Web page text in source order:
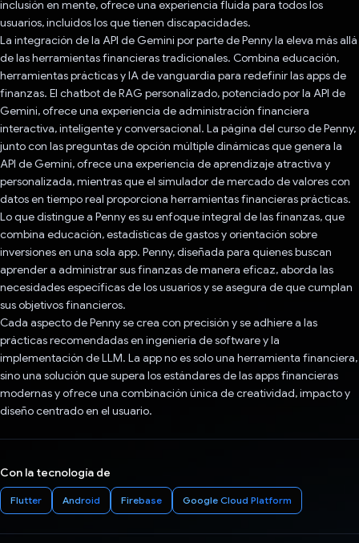
inclusión en mente, ofrece una experiencia fluida para todos los
usuarios, incluidos los que tienen discapacidades.
La integración de la API de Gemini por parte de Penny la eleva más allá
de las herramientas financieras tradicionales. Combina educación,
herramientas prácticas y IA de vanguardia para redefinir las apps de
finanzas. El chatbot de RAG personalizado, potenciado por la API de
Gemini, ofrece una experiencia de administración financiera
interactiva, inteligente y conversacional. La página del curso de Penny,
junto con las preguntas de opción múltiple dinámicas que genera la
API de Gemini, ofrece una experiencia de aprendizaje atractiva y
personalizada, mientras que el simulador de mercado de valores con
datos en tiempo real proporciona herramientas financieras prácticas.
Lo que distingue a Penny es su enfoque integral de las finanzas, que
combina educación, estadísticas de gastos y orientación sobre
inversiones en una sola app. Penny, diseñada para quienes buscan
aprender a administrar sus finanzas de manera eficaz, aborda las
necesidades específicas de los usuarios y se asegura de que cumplan
sus objetivos financieros.
Cada aspecto de Penny se crea con precisión y se adhiere a las
prácticas recomendadas en ingeniería de software y la
implementación de LLM. La app no es solo una herramienta financiera,
sino una solución que supera los estándares de las apps financieras
modernas y ofrece una combinación única de creatividad, impacto y
diseño centrado en el usuario.
Con la tecnología de
Flutter Android Firebase Google Cloud Platform